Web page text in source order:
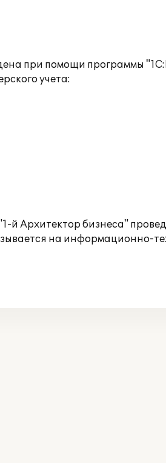
при помощи программы
учета:
Архитектор бизнеса"
на информационно-